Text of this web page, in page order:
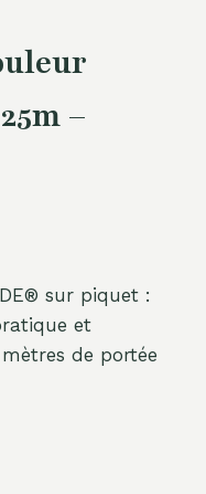
–
sur piquet :
et
de portée